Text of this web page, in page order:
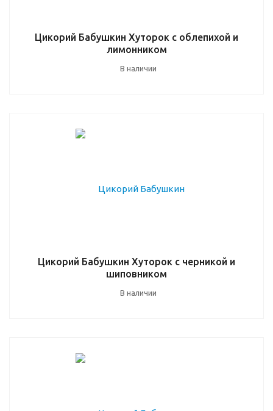
Цикорий Бабушкин Хуторок с облепихой и
лимонником
В наличии
Цикорий Бабушкин Хуторок с черникой и
шиповником
В наличии